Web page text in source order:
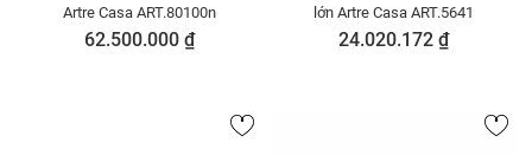
Artre Casa ART.80100n
62.500.000 ₫
lớn Artre Casa ART.5641
24.020.172 ₫